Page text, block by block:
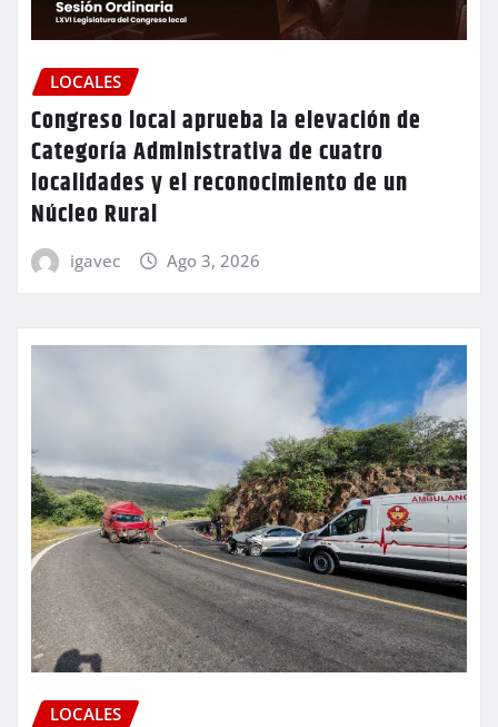
LOCALES
Congreso local aprueba la elevación de
Categoría Administrativa de cuatro
localidades y el reconocimiento de un
Núcleo Rural
igavec Ago 3, 2026
LOCALES